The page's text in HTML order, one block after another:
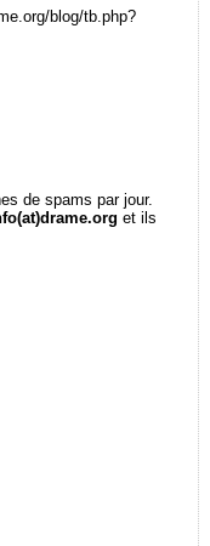
blog/tb.php?
de spams par jour.
et ils